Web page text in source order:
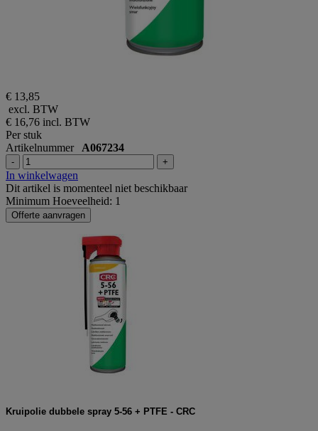
€ 13,85
excl. BTW
€ 16,76 incl. BTW
Per stuk
Artikelnummer A067234
- +
In winkelwagen
Dit artikel is momenteel niet beschikbaar
Minimum Hoeveelheid: 1
Offerte aanvragen
Kruipolie dubbele spray 5-56 + PTFE - CRC